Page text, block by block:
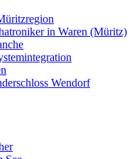
in Waren (Müritz)
Wendorf